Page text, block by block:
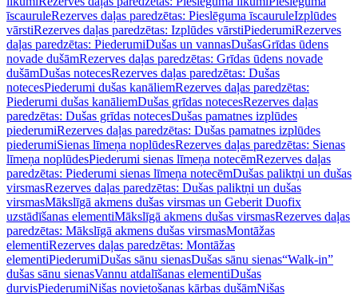
īscauruleRezerves daļas paredzētas: Pieslēguma īscauruleIzplūdes
vārstiRezerves daļas paredzētas: Izplūdes vārstiPiederumiRezerves
daļas paredzētas: PiederumiDušas un vannasDušasGrīdas ūdens
novade dušāmRezerves daļas paredzētas: Grīdas ūdens novade
dušāmDušas notecesRezerves daļas paredzētas: Dušas
notecesPiederumi dušas kanāliemRezerves daļas paredzētas:
Piederumi dušas kanāliemDušas grīdas notecesRezerves daļas
paredzētas: Dušas grīdas notecesDušas pamatnes izplūdes
piederumiRezerves daļas paredzētas: Dušas pamatnes izplūdes
piederumiSienas līmeņa noplūdesRezerves daļas paredzētas: Sienas
līmeņa noplūdesPiederumi sienas līmeņa notecēmRezerves daļas
paredzētas: Piederumi sienas līmeņa notecēmDušas paliktņi un dušas
virsmasRezerves daļas paredzētas: Dušas paliktņi un dušas
virsmasMākslīgā akmens dušas virsmas un Geberit Duofix
uzstādīšanas elementiMākslīgā akmens dušas virsmasRezerves daļas
paredzētas: Mākslīgā akmens dušas virsmasMontāžas
elementiRezerves daļas paredzētas: Montāžas
elementiPiederumiDušas sānu sienasDušas sānu sienas“Walk-in”
dušas sānu sienasVannu atdalīšanas elementiDušas
durvisPiederumiNišas novietošanas kārbas dušāmNišas